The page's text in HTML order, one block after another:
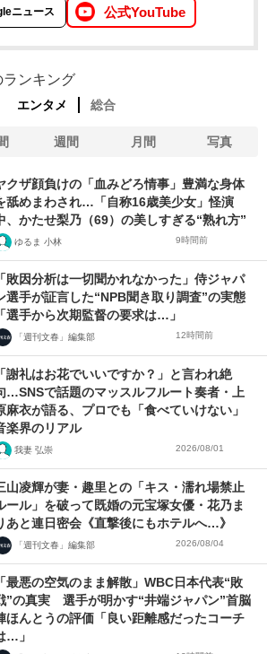
ニュース 公式YouTube
ランキング
エンタメ 総合
週間 月間 写真
クザ顔負けの「血みどろ情事」豊満な身体
舐めまわされ…「自称16歳美少女」怪演
、かたせ梨乃（69）の美しすぎる“熟れ方”
ゆるま 小林 9時間前
「敗因分析は一切聞かれなかった」侍ジャパ
選手が証言した“NPB聞き取り調査”の実態
「選手から次期監督の要求は…」
「週刊文春」編集部 12時間前
「謝礼はお花でいいですか？」と言われ絶
…SNSで話題のマッスルフルート奏者・上
麻衣が語る、プロでも「食べていけない」
楽界のリアル
我妻 弘崇 2026/08/01
山凌輝が妻・趣里との「キス・濡れ場禁止
ール」を破って既婚の元宝塚女優・花乃ま
あと連日密会《直撃後にもホテルへ…》
「週刊文春」編集部 2026/08/04
「最悪の空気のまま解散」WBC日本代表“敗
”の真実 選手が明かす“井端ジャパン”首脳
ほんとうの評価「良い距離感だったコーチ
…」